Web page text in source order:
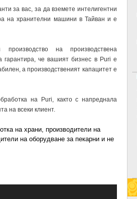
за вас, за да вземете интелигентни
на хранителни машини в Тайван и е
на производствена
гарантира, че вашият бизнес в Puri е
а производственият капацитет е
на Puri, както с напреднала
на всеки клиент.
на храни, производители на
на оборудване за пекарни и не